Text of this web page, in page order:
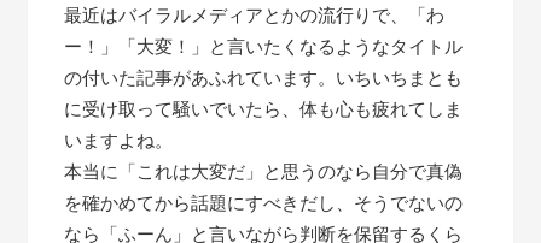
最近はバイラルメディアとかの流行りで、「わ
ー！」「大変！」と言いたくなるようなタイトル
の付いた記事があふれています。いちいちまとも
に受け取って騒いでいたら、体も心も疲れてしま
いますよね。
本当に「これは大変だ」と思うのなら自分で真偽
を確かめてから話題にすべきだし、そうでないの
なら「ふーん」と言いながら判断を保留するくら